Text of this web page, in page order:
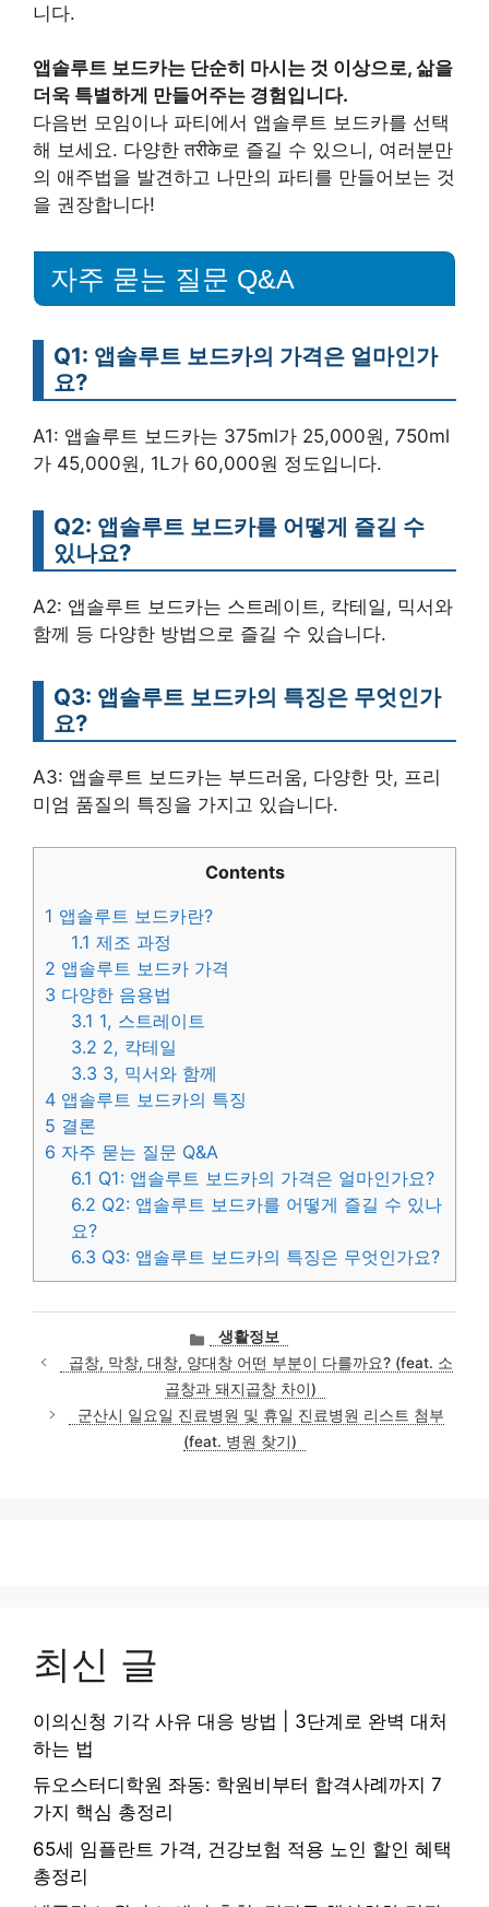
니다.
앱솔루트 보드카는 단순히 마시는 것 이상으로, 삶을
더욱 특별하게 만들어주는 경험입니다.
다음번 모임이나 파티에서 앱솔루트 보드카를 선택
해 보세요. 다양한 तरीके로 즐길 수 있으니, 여러분만
의 애주법을 발견하고 나만의 파티를 만들어보는 것
을 권장합니다!
자주 묻는 질문 Q&A
Q1: 앱솔루트 보드카의 가격은 얼마인가
요?
A1: 앱솔루트 보드카는 375ml가 25,000원, 750ml
가 45,000원, 1L가 60,000원 정도입니다.
Q2: 앱솔루트 보드카를 어떻게 즐길 수
있나요?
A2: 앱솔루트 보드카는 스트레이트, 칵테일, 믹서와
함께 등 다양한 방법으로 즐길 수 있습니다.
Q3: 앱솔루트 보드카의 특징은 무엇인가
요?
A3: 앱솔루트 보드카는 부드러움, 다양한 맛, 프리
미엄 품질의 특징을 가지고 있습니다.
Contents
1 앱솔루트 보드카란?
1.1 제조 과정
2 앱솔루트 보드카 가격
3 다양한 음용법
3.1 1, 스트레이트
3.2 2, 칵테일
3.3 3, 믹서와 함께
4 앱솔루트 보드카의 특징
5 결론
6 자주 묻는 질문 Q&A
6.1 Q1: 앱솔루트 보드카의 가격은 얼마인가요?
6.2 Q2: 앱솔루트 보드카를 어떻게 즐길 수 있나
요?
6.3 Q3: 앱솔루트 보드카의 특징은 무엇인가요?
카
테
고
리
생활정보
곱창, 막창, 대창, 양대창 어떤 부분이 다를까요? (feat. 소
곱창과 돼지곱창 차이)
군산시 일요일 진료병원 및 휴일 진료병원 리스트 첨부
(feat. 병원 찾기)
최신 글
이의신청 기각 사유 대응 방법 | 3단계로 완벽 대처
하는 법
듀오스터디학원 좌동: 학원비부터 합격사례까지 7
가지 핵심 총정리
65세 임플란트 가격, 건강보험 적용 노인 할인 혜택
총정리